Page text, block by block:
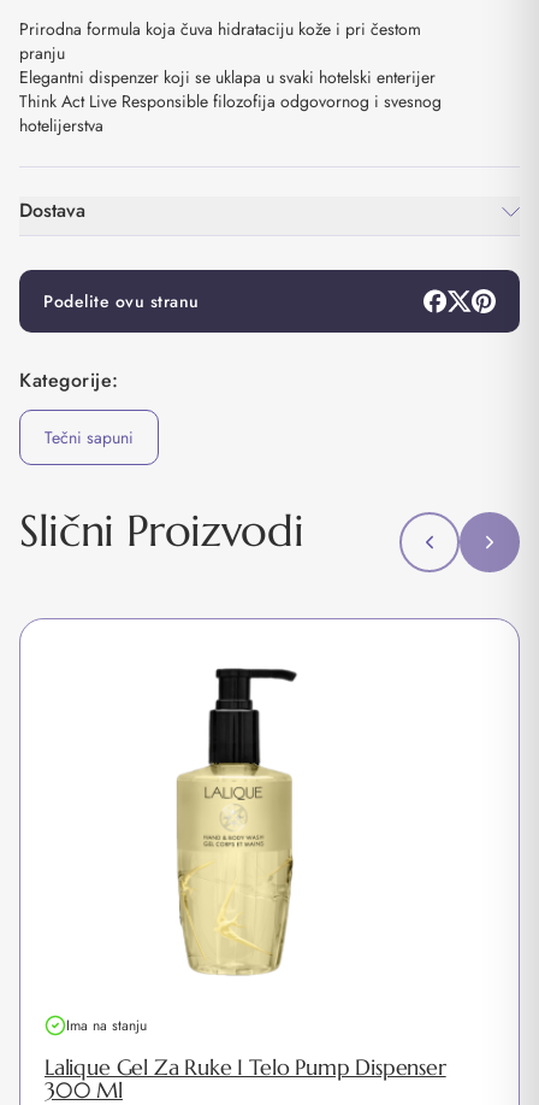
Prirodna formula koja čuva hidrataciju kože i pri čestom
pranju
Elegantni dispenzer koji se uklapa u svaki hotelski enterijer
Think Act Live Responsible filozofija odgovornog i svesnog
hotelijerstva
Dostava
Podelite ovu stranu
Kategorije:
Tečni sapuni
Slični Proizvodi
Ima na stanju
Lalique Gel Za Ruke I Telo Pump Dispenser
300 Ml